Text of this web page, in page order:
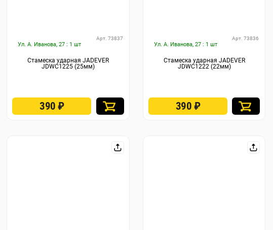
Ул. А. Иванова, 27 : 1 шт
Арт. 73837
Стамеска ударная JADEVER
JDWC1225 (25мм)
390₽
Ул. А. Иванова, 27 : 1 шт
Арт. 73836
Стамеска ударная JADEVER
JDWC1222 (22мм)
390 ₽